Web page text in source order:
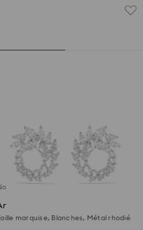
d'oreilles Mesmera
marquise, Blanches, Métal rhodié